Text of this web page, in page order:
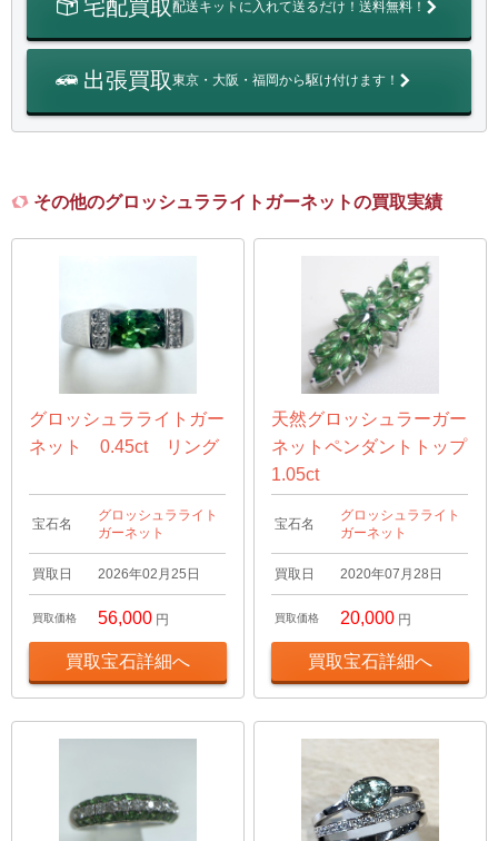
宅配買取配送キットに入れて送るだけ！送料無料！
出張買取東京・大阪・福岡から駆け付けます！
その他のグロッシュラライトガーネットの買取実績
グロッシュラライトガー
ネット 0.45ct リング
宝石名
グロッシュラライト
ガーネット
買取日 2026年02月25日
買取価格 56,000 円
買取宝石詳細へ
天然グロッシュラーガー
ネットペンダントトップ
1.05ct
宝石名
グロッシュラライト
ガーネット
買取日 2020年07月28日
買取価格 20,000 円
買取宝石詳細へ